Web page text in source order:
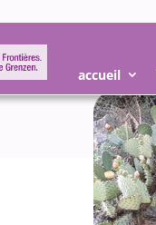
accueil